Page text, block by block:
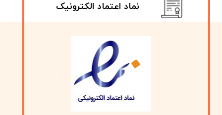
نماد اعتماد الکترونیک